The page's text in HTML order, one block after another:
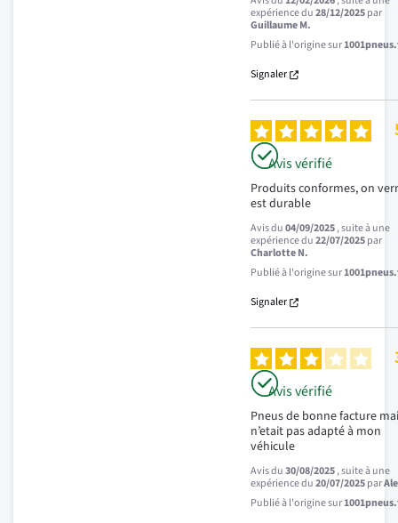
expérience du28/12/2025par
Guillaume M.
Publié à l'origine sur
Signaler
Avis vérifié
Produits conformes, on
est durable
Avis du04/09/2025, suite à une
expérience du22/07/2025par
Charlotte N.
Publié à l'origine sur
Signaler
Avis vérifié
Pneus de bonne facture
n’etait pas adapté à mon
véhicule
Avis du30/08/2025, suite à une
expérience du20/07/2025par
Publié à l'origine sur